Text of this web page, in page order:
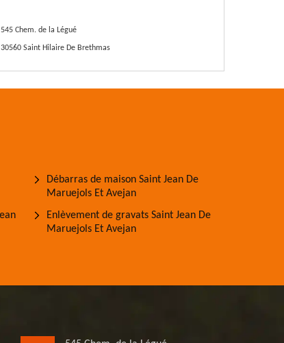
545 Chem. de la Légué
30560 Saint Hilaire De Brethmas
Débarras de maison Saint Jean De
Maruejols Et Avejan
Enlèvement de gravats Saint Jean De
Maruejols Et Avejan